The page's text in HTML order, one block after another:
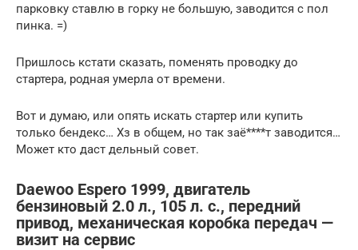
парковку ставлю в горку не большую, заводится с пол
пинка. =)
Пришлось кстати сказать, поменять проводку до
стартера, родная умерла от времени.
Вот и думаю, или опять искать стартер или купить
только бендекс… Хз в общем, но так заё****т заводится…
Может кто даст дельный совет.
Daewoo Espero 1999, двигатель
бензиновый 2.0 л., 105 л. с., передний
привод, механическая коробка передач —
визит на сервис